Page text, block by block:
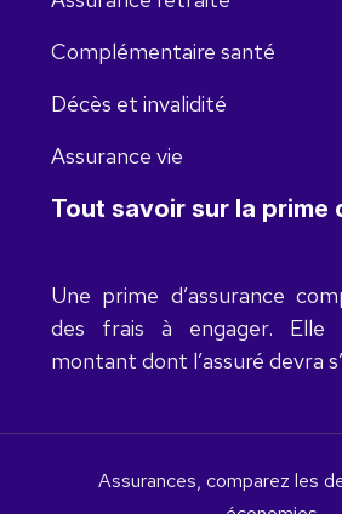
Complémentaire santé
Décès et invalidité
Assurance vie
Tout savoir sur la prime
Une prime d’assurance
des frais à engager. Elle
montant dont l’assuré devra
Assurances, comparez les